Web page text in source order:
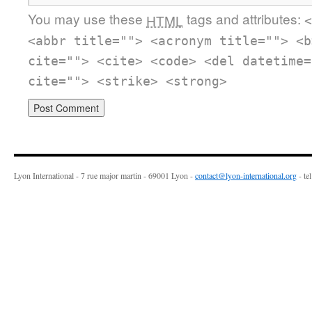
You may use these HTML tags and attributes:
<abbr title=""> <acronym title="">
cite=""> <cite> <code> <del
cite=""> <strike> <strong>
Lyon International - 7 rue major martin - 69001 Lyon -contact@lyon-international.org-